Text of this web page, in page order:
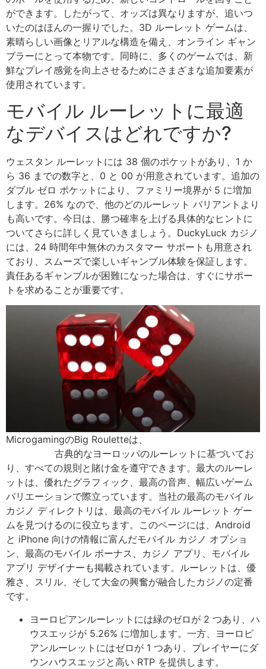
ができます。したがって、オッズは異なりますが、追いつ
いたのはほんの一握りでした。3D ルーレット ゲームは、
素晴らしい画像とリアルな構造を備え、オンライン ギャン
ブラーにとって本物です。同時に、多くのゲームでは、新
鮮なプレイ感覚を向上させるためにさまざまな追加要素が
使用されています。
モバイル ルーレットに最適
なデバイスはどれですか?
ウェスタン ルーレットには 38 個のポケットがあり、1 か
ら 36 までの数字と、0 と 00 が用意されています。追加の
ダブル ゼロ ポケットにより、ファミリー境界が 5 に増加
します。26% なので、他のどのルーレット バリアントより
も高いです。今日は、勝つ確率を上げる具体的なヒントに
ついてさらに詳しく見ていきましょう。DuckyLuck カジノ
には、24 時間年中無休のカスタマー サポートも用意され
ており、スムーズで楽しいギャンブル体験を保証します。
責任あるギャンブルが困難になった場合は、すぐにサポー
トを求めることが重要です。
MicrogamingのBig Rouletteは、
古典的なヨーロッパのルーレットに基づいてお
り、すべての規則と賭け金を遵守できます。最大のルーレ
ットは、優れたグラフィック、最高の音声、幅広いゲーム
バリエーションで際立っています。当社の最高のモバイル
カジノ ディレクトリは、最高のモバイル ルーレット ゲー
ムを見つけるのに役立ちます。このページには、Android
と iPhone 向けの情報に富んだモバイル カジノ オプショ
ン、最高のモバイル ボーナス、カジノ アプリ、モバイル
アプリ デザイナーも掲載されています。ルーレットは、優
雅さ、スリル、そして大金の興奮が融合したカジノの定番
です。
ヨーロピアンルーレットには緑のゼロが 2 つあり、ハ
ウスエッジが 5.26% に増加します。一方、ヨーロピ
アンルーレットにはゼロが 1 つあり、プレイヤーにダ
ウンハウスエッジと高い RTP を提供します。